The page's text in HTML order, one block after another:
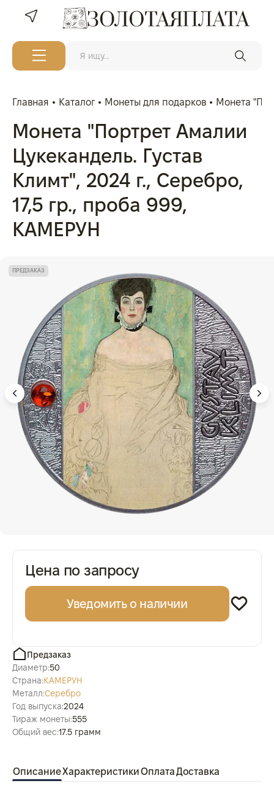
Главная Каталог Монеты для подарков Монета
Монета "Портрет Амалии
Цукекандель. Густав
Климт", 2024 г., Серебро,
17,5 гр., проба 999,
КАМЕРУН
ПРЕДЗАКАЗ
Цена по запросу
Уведомить о наличии
Предзаказ
Диаметр:50
Страна:КАМЕРУН
Металл:Серебро
Год выпуска:2024
Тираж монеты:555
Общий вес:17.5 грамм
ОписаниеХарактеристикиОплатаДоставка